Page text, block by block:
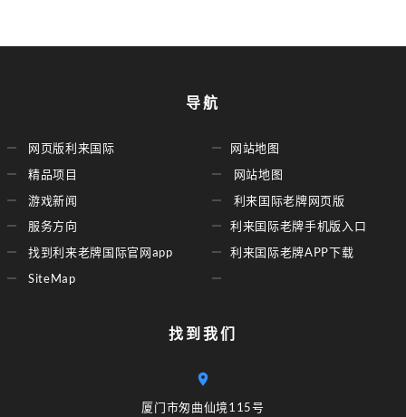
导航
网页版利来国际
精品项目
游戏新闻
服务方向
找到利来老牌国际官网app
SiteMap
网站地图
网站地图
利来囯际老牌网页版
利来囯际老牌手机版入口
利来囯际老牌APP下载
找到我们
厦门市匆曲仙境115号